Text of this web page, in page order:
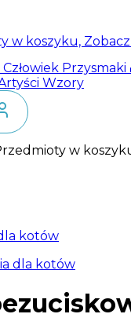
w koszyku,
Człowiek Przysmaki
Wzory
w
kotów
dla kotów